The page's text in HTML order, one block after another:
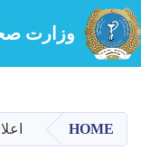
وزارت
HOME